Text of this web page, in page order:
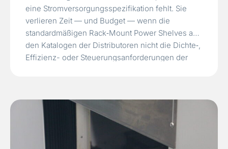
eine Stromversorgungsspezifikation fehlt. Sie
verlieren Zeit — und Budget — wenn die
standardmäßigen Rack‑Mount Power Shelves aus
den Katalogen der Distributoren nicht die Dichte‑,
Effizienz- oder Steuerungsanforderungen der
herkömmliches…